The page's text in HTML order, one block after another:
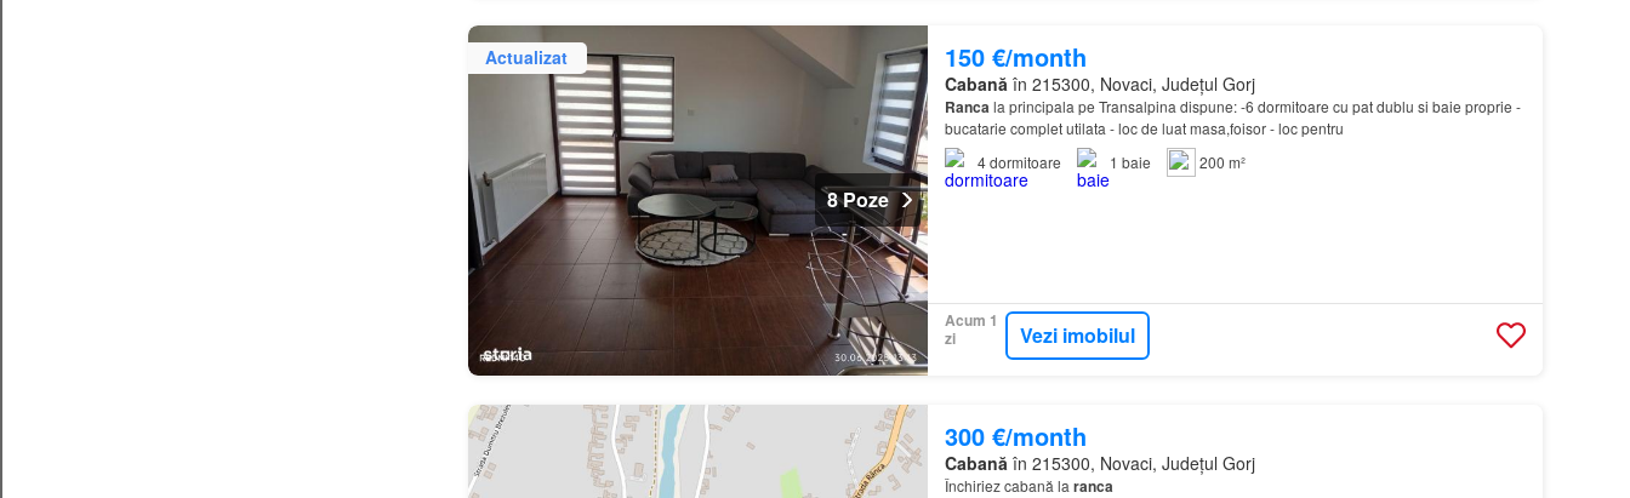
Actualizat
8 Poze
150 €/month
Cabană în 215300, Novaci, Județul Gorj
Rancala principala pe Transalpina dispune: -6 dormitoare cu pat dublu si baie proprie -
bucatarie complet utilata - loc de luat masa,foisor - loc pentru
4dormitoare 1 baie 200 m²
Acum 1
zi
Vezi imobilul
300 €/month
Cabană în 215300, Novaci, Județul Gorj
Închiriez cabană la ranca